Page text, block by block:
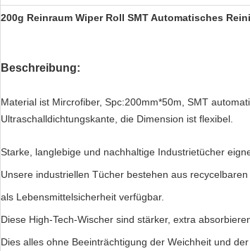
200g Reinraum Wiper Roll SMT Automatisches
Beschreibung:
Material ist Mircrofiber, Spc:200mm*50m, SMT
Ultraschalldichtungskante, die Dimension ist flexibel.
Starke, langlebige und nachhaltige Industrietücher
Unsere industriellen Tücher bestehen aus
als Lebensmittelsicherheit verfügbar.
Diese High-Tech-Wischer sind stärker, extra
Dies alles ohne Beeinträchtigung der Weichheit und